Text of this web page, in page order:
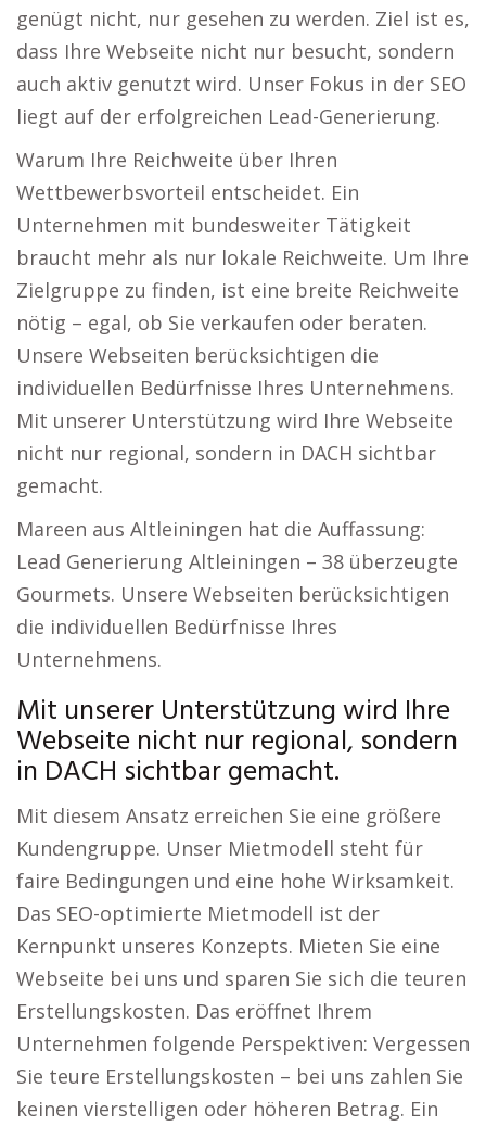
genügt nicht, nur gesehen zu werden. Ziel ist es,
dass Ihre Webseite nicht nur besucht, sondern
auch aktiv genutzt wird. Unser Fokus in der SEO
liegt auf der erfolgreichen Lead-Generierung.
Warum Ihre Reichweite über Ihren
Wettbewerbsvorteil entscheidet. Ein
Unternehmen mit bundesweiter Tätigkeit
braucht mehr als nur lokale Reichweite. Um Ihre
Zielgruppe zu finden, ist eine breite Reichweite
nötig – egal, ob Sie verkaufen oder beraten.
Unsere Webseiten berücksichtigen die
individuellen Bedürfnisse Ihres Unternehmens.
Mit unserer Unterstützung wird Ihre Webseite
nicht nur regional, sondern in DACH sichtbar
gemacht.
Mareen aus Altleiningen hat die Auffassung:
Lead Generierung Altleiningen – 38 überzeugte
Gourmets. Unsere Webseiten berücksichtigen
die individuellen Bedürfnisse Ihres
Unternehmens.
Mit unserer Unterstützung wird Ihre
Webseite nicht nur regional, sondern
in DACH sichtbar gemacht.
Mit diesem Ansatz erreichen Sie eine größere
Kundengruppe. Unser Mietmodell steht für
faire Bedingungen und eine hohe Wirksamkeit.
Das SEO-optimierte Mietmodell ist der
Kernpunkt unseres Konzepts. Mieten Sie eine
Webseite bei uns und sparen Sie sich die teuren
Erstellungskosten. Das eröffnet Ihrem
Unternehmen folgende Perspektiven: Vergessen
Sie teure Erstellungskosten – bei uns zahlen Sie
keinen vierstelligen oder höheren Betrag. Ein